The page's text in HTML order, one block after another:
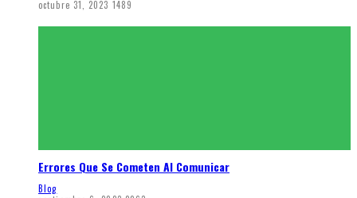
octubre 31, 2023 1489
Errores Que Se Cometen Al Comunicar
Blog